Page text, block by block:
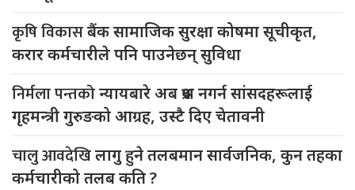
कृषि विकासबैंक सामाजिक सुरक्षा कोषमा सूचीकृत,
करार कर्मचारीले पनि पाउनेछन् सुविधा
निर्मला पन्तकोन्यायबारे अब प्रश्न नगर्न सांसदहरूलाई
गृहमन्त्री गुरुङको आग्रह, उस्टै दिए चेतावनी
चालु आवदेखिलागु हुने तलबमान सार्वजनिक, कुन तहका
कर्मचारीको तलब कति ?